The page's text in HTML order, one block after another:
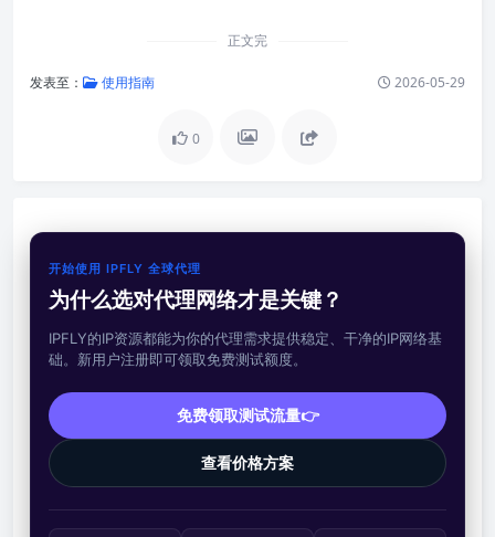
正文完
发表至： 使用指南 2026-05-29
0
开始使用 IPFLY 全球代理
为什么选对代理网络才是关键？
IPFLY的IP资源都能为你的代理需求提供稳定、干净的IP网络基
础。新用户注册即可领取免费测试额度。
免费领取测试流量👉
查看价格方案